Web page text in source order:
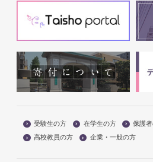
受験生の方 在学生の方 保護
高校教員の方
企業・一般の方